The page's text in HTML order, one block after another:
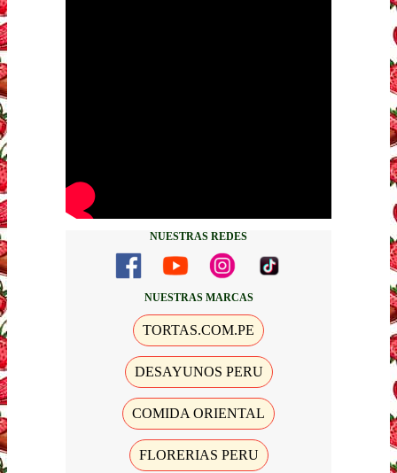
NUESTRAS REDES
NUESTRAS MARCAS
TORTAS.COM.PE
DESAYUNOS PERU
COMIDA ORIENTAL
FLORERIAS PERU